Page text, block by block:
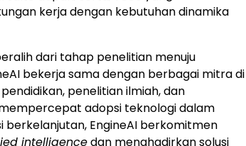
kerja dengan kebutuhan dinamika
dari tahap penelitian menuju
bekerja sama dengan berbagai mitra di
penelitian ilmiah, dan
adopsi teknologi dalam
berkelanjutan, EngineAI berkomitmen
intelligencedan menghadirkan solusi